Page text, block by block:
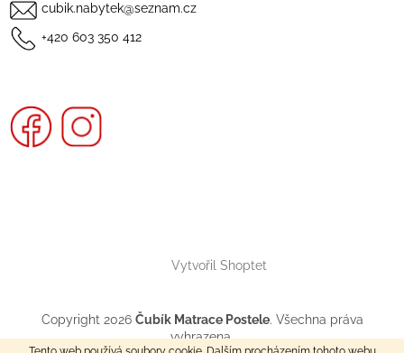
cubik.nabytek@seznam.cz
+420 603 350 412
Vytvořil Shoptet
Copyright 2026 Čubík Matrace Postele. Všechna práva
vyhrazena.